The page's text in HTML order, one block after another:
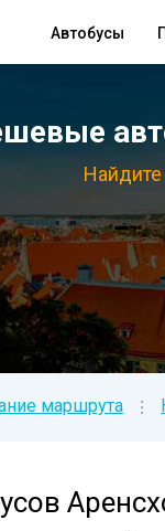
Автобусы
Найдите
маршрута ⁝